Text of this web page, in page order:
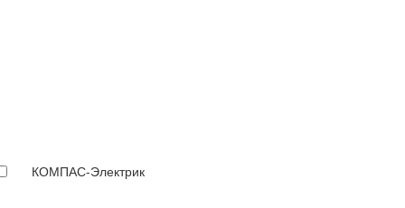
КОМПАС-Электрик